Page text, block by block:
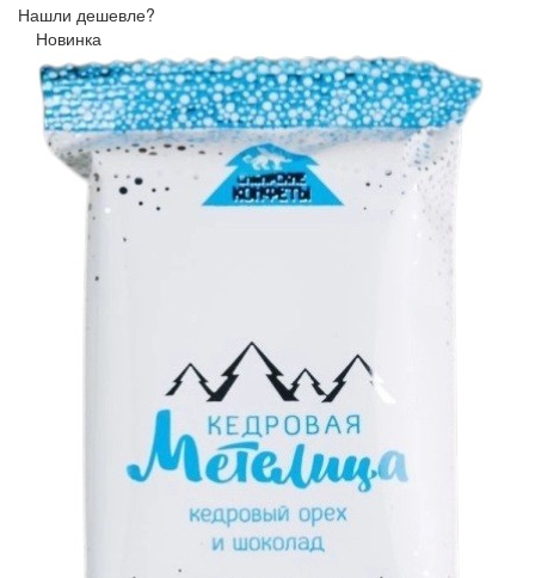
Нашли дешевле?
Новинка